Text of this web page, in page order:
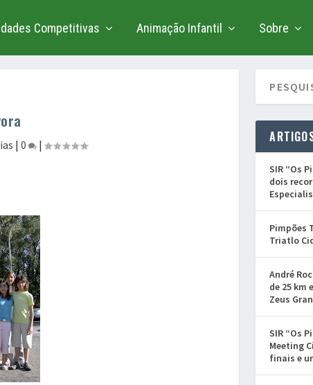
Competitivas Animação Infantil Sobre
|0 |
SIR “Os
dois
Pimpões
Triatlo
André
de 25 km
Zeus
SIR “Os
Meeting
finais e